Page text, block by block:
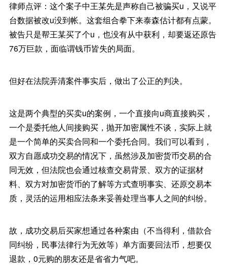
律师点评：这个案子中王某先是声称自己被骗买u，又说平
台数据被改u没到帐。这套组合拳下来泰森估计都有点蒙。
被告只是帮王某买了个u，也没有从中获利，却要返还原告
76万巨款，面临谓钱币皆失的局面。
但好在法院弄清案件事实后，做出了公正的判决。
这是两个典型的买卖u的案例，一个直接向u商直接购买，
一个是委托他人间接购买，抛开加密属性不谈，实际上就
是一个简单的买卖合同和一个委托合同。我们可以看到，
双方自愿成功交易的情况下，虽然涉及加密货币交易的合
同无效，但法院也会通过核查交易背景、双方的证据材
料、双方对加密货币的了解等方式查明事实、还原交易本
质，灵活的运用相应法条来妥善处理当事人之间的纠纷。
故，成功交易后买家想通过各种案由（不当得利，借款合
同纠纷，民事法律行为无效等）单方面要回法币，想要仅
退款，0元购的朋友还是省省力气吧。